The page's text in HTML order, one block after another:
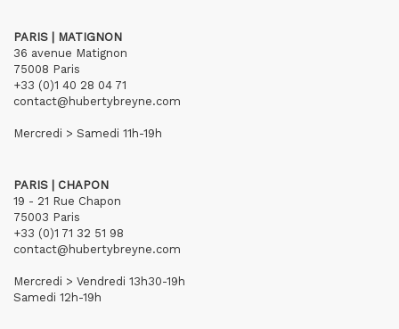
PARIS | MATIGNON
36 avenue Matignon
75008 Paris
+33 (0)1 40 28 04 71
contact@hubertybreyne.com
Mercredi > Samedi 11h-19h
PARIS | CHAPON
19 - 21 Rue Chapon
75003 Paris
+33 (0)1 71 32 51 98
contact@hubertybreyne.com
Mercredi > Vendredi 13h30-19h
Samedi 12h-19h